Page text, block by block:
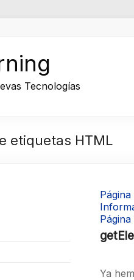
Tecnologías
etiquetas HTML
Ya